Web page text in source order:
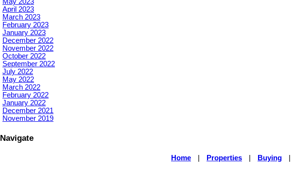
April 2023
March 2023
February 2023
January 2023
December 2022
November 2022
October 2022
September 2022
July 2022
May 2022
March 2022
February 2022
January 2022
December 2021
November 2019
Navigate
Home Properties Buying